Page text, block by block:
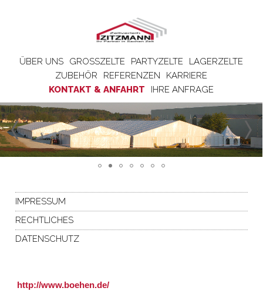
ÜBER UNS GROSSZELTE PARTYZELTE
LAGERZELTE
ZUBEHÖR
REFERENZEN
KARRIERE
KONTAKT & ANFAHRT
IHRE ANFRAGE
IMPRESSUM
RECHTLICHES
DATENSCHUTZ
http://www.boehen.de/